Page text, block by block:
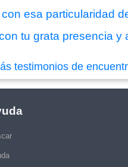
esa particularidad
tu grata presencia y
testimonios de